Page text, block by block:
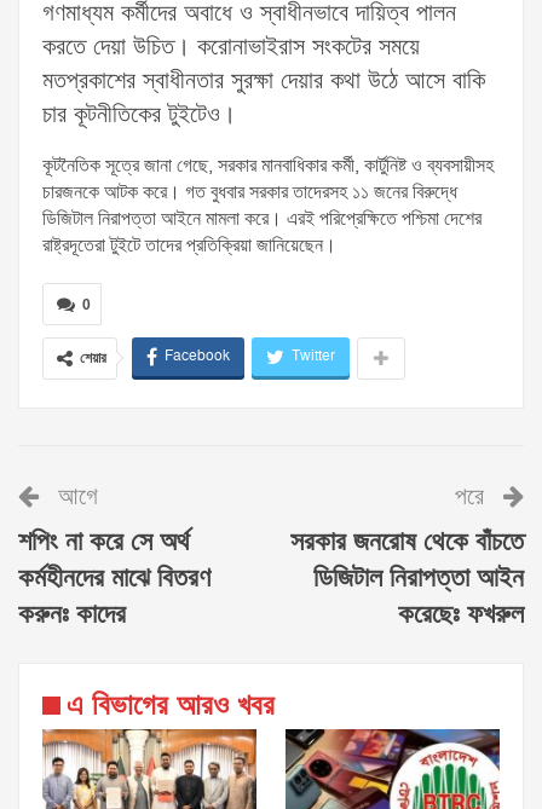
গণমাধ্যম কর্মীদের অবাধে ও স্বাধীনভাবে দায়িত্ব পালন
করতে দেয়া উচিত। করোনাভাইরাস সংকটের সময়ে
মতপ্রকাশের স্বাধীনতার সুরক্ষা দেয়ার কথা উঠে আসে বাকি
চার কূটনীতিকের টুইটেও।
কূটনৈতিক সূত্রে জানা গেছে, সরকার মানবাধিকার কর্মী, কার্টুনিষ্ট ও ব্যবসায়ীসহ
চারজনকে আটক করে। গত বুধবার সরকার তাদেরসহ ১১ জনের বিরুদ্ধে
ডিজিটাল নিরাপত্তা আইনে মামলা করে। এরই পরিপ্রেক্ষিতে পশ্চিমা দেশের
রাষ্ট্রদূতেরা টুইটে তাদের প্রতিক্রিয়া জানিয়েছেন।
0
শেয়ার Facebook Twitter
আগে
শপিং না করে সে অর্থ
কর্মহীনদের মাঝে বিতরণ
করুনঃ কাদের
পরে
সরকার জনরোষ থেকে বাঁচতে
ডিজিটাল নিরাপত্তা আইন
করেছেঃ ফখরুল
এ বিভাগের আরও খবর